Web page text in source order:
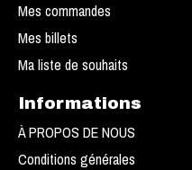
Mes commandes
Mes billets
Ma liste de souhaits
Informations
À PROPOS DE NOUS
Conditions générales